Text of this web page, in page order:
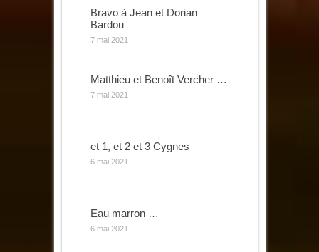
Bravo à Jean et Dorian
Bardou
7 mai 2021
Matthieu et Benoît Vercher …
7 mai 2021
et 1, et 2 et 3 Cygnes
6 mai 2021
Eau marron …
6 mai 2021